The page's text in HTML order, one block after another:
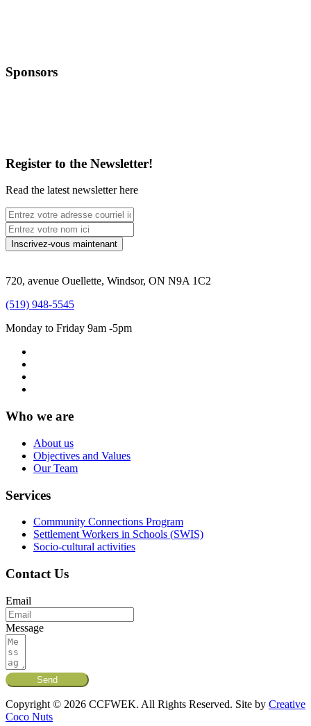
Sponsors
Register to the Newsletter!
Read the latest newsletter here
720, avenue Ouellette, Windsor, ON N9A 1C2
(519) 948-5545
Monday to Friday 9am -5pm
Who we are
About us
Objectives and Values
Our Team
Services
Community Connections Program
Settlement Workers in Schools (SWIS)
Socio-cultural activities
Contact Us
Email
Message
Send
Copyright © 2026 CCFWEK. All Rights Reserved. Site by Creative
Coco Nuts